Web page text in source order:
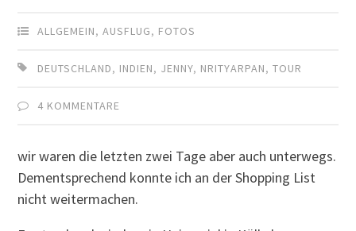
ALLGEMEIN,AUSFLUG, FOTOS
DEUTSCHLAND, INDIEN, JENNY, NRITYARPAN,TOUR
4 KOMMENTARE
wir waren die letzten zwei Tage aber auch unterwegs.
Dementsprechend konnte ich an der Shopping List
nicht weitermachen.